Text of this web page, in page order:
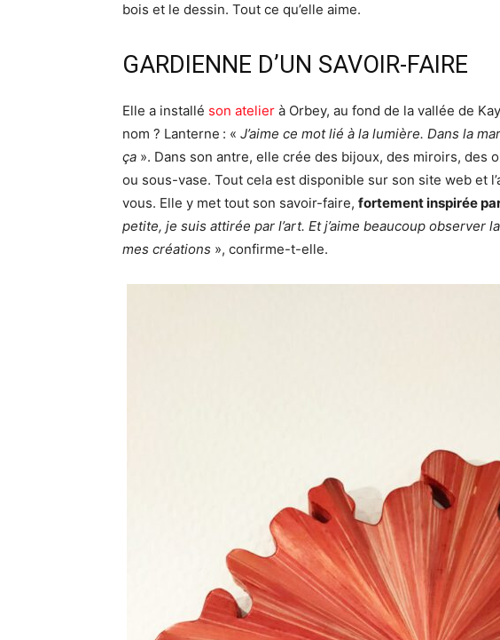
bois et le dessin. Tout ce qu’elle aime.
GARDIENNE D’UN SAVOIR-FAIRE
Elle a installé son atelier à Orbey, au fond de la vallée de
nom ? Lanterne : « J’aime ce mot lié à la lumière. Dans la
ça ». Dans son antre, elle crée des bijoux, des miroirs, des
ou sous-vase. Tout cela est disponible sur son site web et
vous. Elle y met tout son savoir-faire, fortement inspirée
petite, je suis attirée par l’art. Et j’aime beaucoup observer
mes créations », confirme-t-elle.